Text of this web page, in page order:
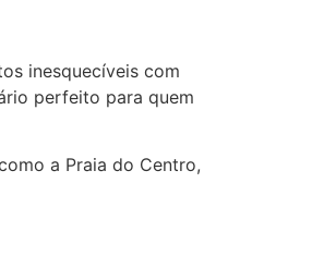
inesquecíveis com
perfeito para quem
a Praia do Centro,